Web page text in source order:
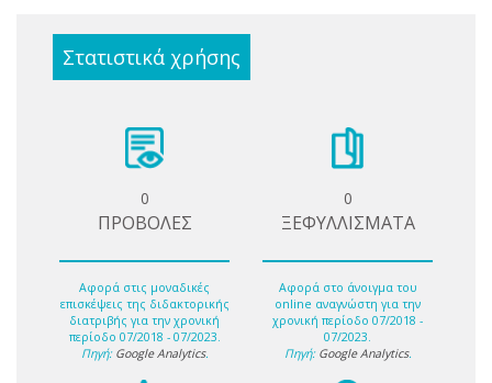
Στατιστικά χρήσης
0
ΠΡΟΒΟΛΕΣ
Αφορά στις μοναδικές
επισκέψεις της διδακτορικής
διατριβής για την χρονική
περίοδο 07/2018 - 07/2023.
Πηγή: Google Analytics.
0
ΞΕΦΥΛΛΙΣΜΑΤΑ
Αφορά στο άνοιγμα του
online αναγνώστη για την
χρονική περίοδο 07/2018 -
07/2023.
Πηγή: Google Analytics.